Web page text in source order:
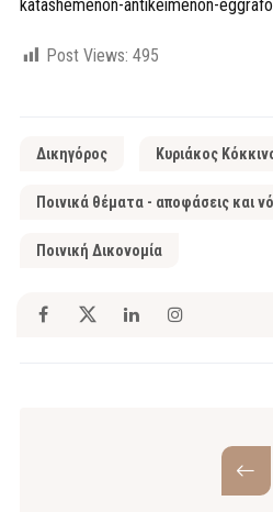
katashemenon-antikeimenon-
Post Views: 495
Δικηγόρος Κυριάκος
Ποινικά θέματα - αποφάσεις και
Ποινική Δικονομία